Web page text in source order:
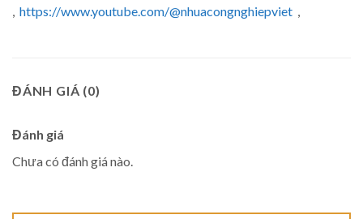
, https://www.youtube.com/@nhuacongnghiepviet ,
ĐÁNH GIÁ (0)
Đánh giá
Chưa có đánh giá nào.